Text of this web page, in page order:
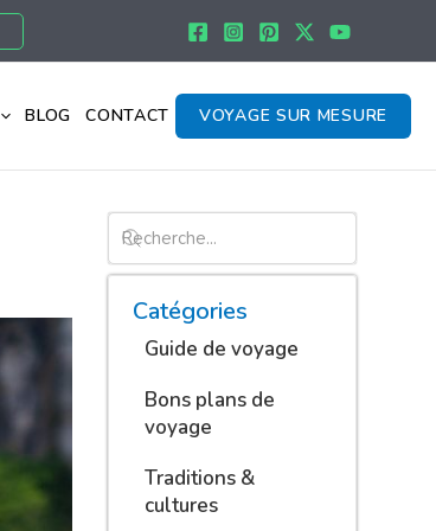
BLOG CONTACT VOYAGE SUR MESURE
Catégories
Guide de voyage
Bons plans de
voyage
Traditions &
cultures